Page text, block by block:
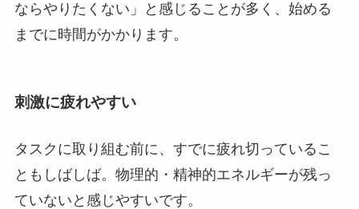
ならやりたくない」と感じることが多く、始める
までに時間がかかります。
刺激に疲れやすい
タスクに取り組む前に、すでに疲れ切っているこ
ともしばしば。物理的・精神的エネルギーが残っ
ていないと感じやすいです。